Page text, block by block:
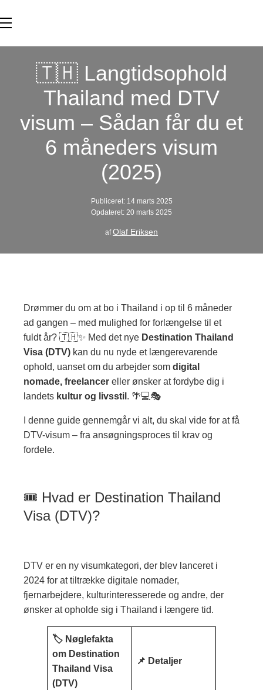
🇹🇭 Langtidsophold
Thailand med DTV
visum – Sådan får du et
6 måneders visum
(2025)
Publiceret: 14 marts 2025
Opdateret: 20 marts 2025
afOlaf Eriksen
Drømmer du om at bo i Thailand i op til 6 måneder
ad gangen – med mulighed for forlængelse til et
fuldt år? 🇹🇭✨ Med det nye Destination Thailand
Visa (DTV) kan du nu nyde et længerevarende
ophold, uanset om du arbejder som digital
nomade, freelancer eller ønsker at fordybe dig i
landets kultur og livsstil . 🌴💻🎭
I denne guide gennemgår vi alt, du skal vide for at få
DTV-visum – fra ansøgningsproces til krav og
fordele.
🎟 Hvad er Destination Thailand
Visa (DTV)?
DTV er en ny visumkategori, der blev lanceret i
2024 for at tiltrække digitale nomader,
fjernarbejdere, kulturinteresserede og andre, der
ønsker at opholde sig i Thailand i længere tid.
🏷 Nøglefakta
om Destination
Thailand Visa
(DTV)
📌 Detaljer